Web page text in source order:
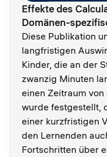
Effekte des
Domänen-
Diese Publikation
langfristigen
Kinder, die an der
zwanzig Minuten
einen Zeitraum
wurde festgestellt,
einer kurzfristigen
den Lernenden
Fortschritten über